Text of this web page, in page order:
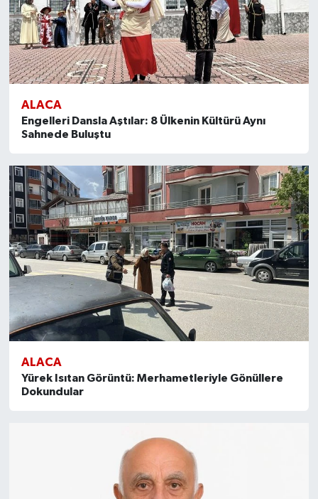
ALACA
Engelleri Dansla Aştılar: 8 Ülkenin Kültürü Aynı
Sahnede Buluştu
ALACA
Yürek Isıtan Görüntü: Merhametleriyle Gönüllere
Dokundular